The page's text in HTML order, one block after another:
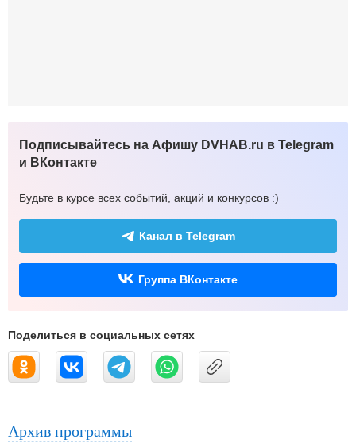
Подписывайтесь на Афишу DVHAB.ru в Telegram
и ВКонтакте
Будьте в курсе всех событий, акций и конкурсов :)
Канал в Telegram
Группа ВКонтакте
Поделиться в социальных сетях
Архив программы